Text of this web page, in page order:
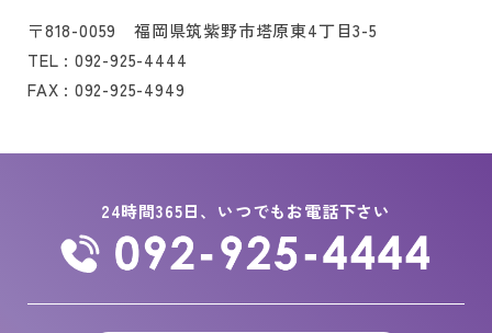
〒818-0059 福岡県筑紫野市塔原東4丁目3-5
TEL : 092-925-4444
FAX : 092-925-4949
24時間365日、いつでもお電話下さい